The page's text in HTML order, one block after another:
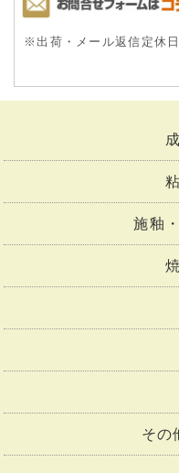
※出荷・メール返信定休
施釉
その